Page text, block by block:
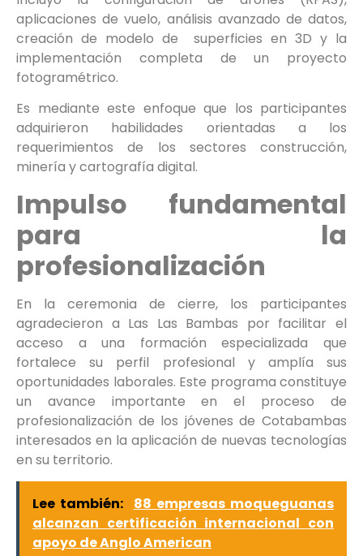
aplicaciones de vuelo, análisis avanzado de datos,
creación de modelo de superficies en 3D y la
implementación completa de un proyecto
fotogramétrico.
Es mediante este enfoque que los participantes
adquirieron habilidades orientadas a los
requerimientos de los sectores construcción,
minería y cartografía digital.
Impulso fundamental
para la
profesionalización
En la ceremonia de cierre, los participantes
agradecieron a Las Las Bambas por facilitar el
acceso a una formación especializada que
fortalece su perfil profesional y amplía sus
oportunidades laborales. Este programa constituye
un avance importante en el proceso de
profesionalización de los jóvenes de Cotabambas
interesados en la aplicación de nuevas tecnologías
en su territorio.
Lee también:
88 empresas moqueguanas
alcanzan certificación internacional con
apoyo de Anglo American